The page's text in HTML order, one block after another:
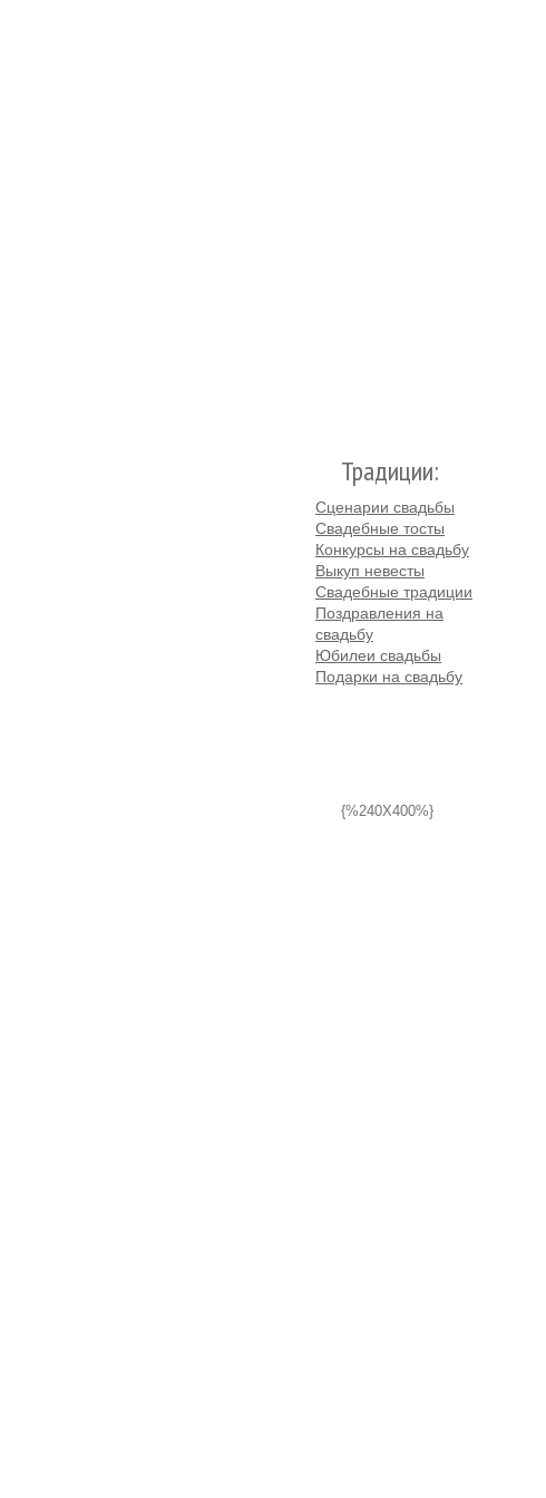
Традиции:
Сценарии свадьбы
Свадебные тосты
Конкурсы на свадьбу
Выкуп невесты
Свадебные традиции
Поздравления на
свадьбу
Юбилеи свадьбы
Подарки на свадьбу
{%240X400%}